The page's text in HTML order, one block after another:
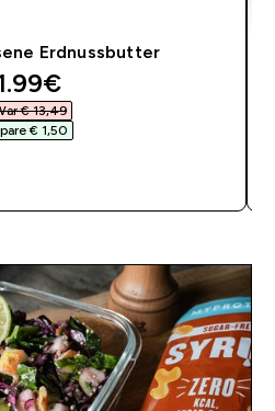
Erdnussbutter
price
€ 13,49‎
€ 1,50‎